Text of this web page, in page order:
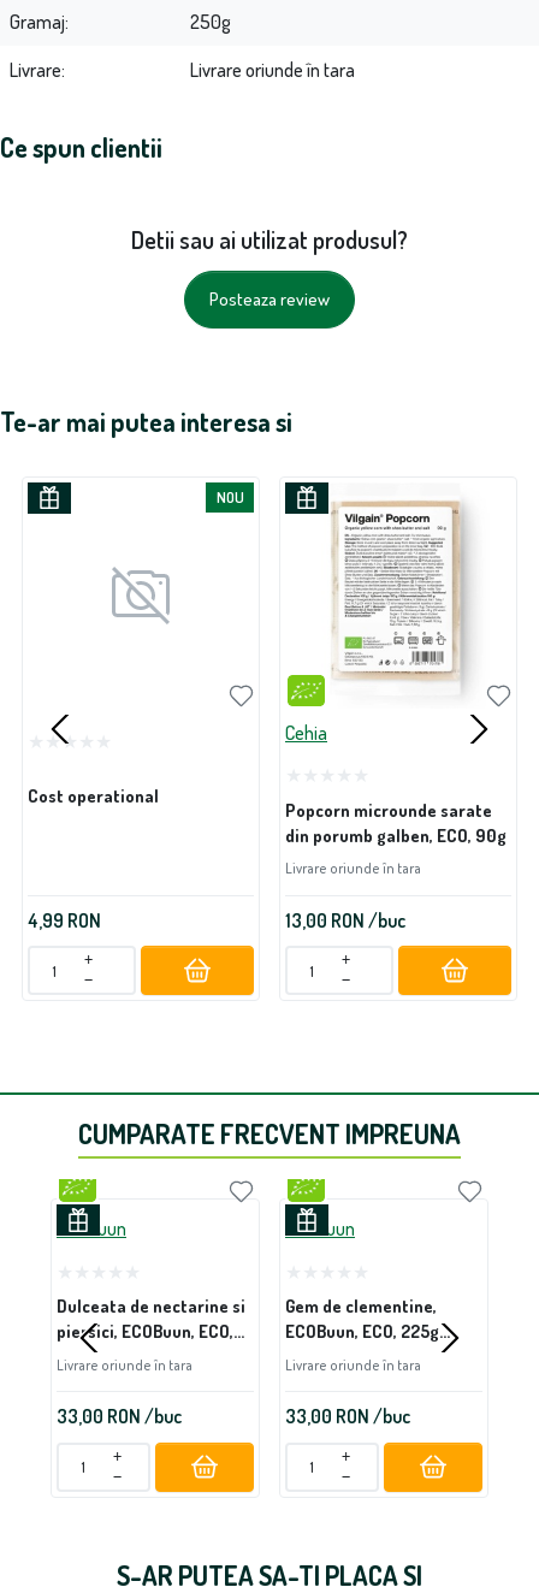
Gramaj
250g
Livrare
Livrare oriunde în tara
Ce spun clientii
Detii sau ai utilizat produsul?
Posteaza review
Te-ar mai putea interesa si
NOU
Cost operational
4,99 RON
+
−
Cehia
Popcorn microunde sarate
din porumb galben, ECO, 90g
Livrare oriunde în tara
13,00 RON /buc
+
−
CUMPARATE FRECVENT IMPREUNA
ECOBuun
Dulceata de nectarine si
piersici, ECOBuun, ECO,
200g (fara zahar)
Livrare oriunde în tara
33,00 RON /buc
+
−
ECOBuun
Gem de clementine,
ECOBuun, ECO, 225g
(fara zahar)
Livrare oriunde în tara
33,00 RON /buc
+
−
S-AR PUTEA SA-TI PLACA SI